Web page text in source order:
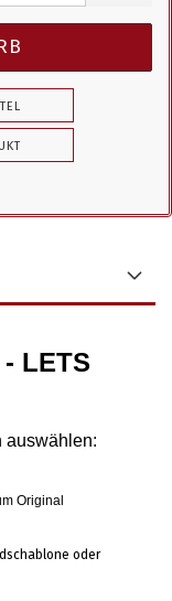
LETS
auswählen:
Original
oder